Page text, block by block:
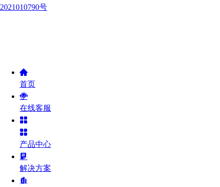
2021010790号
首页
在线客服
产品中心
解决方案